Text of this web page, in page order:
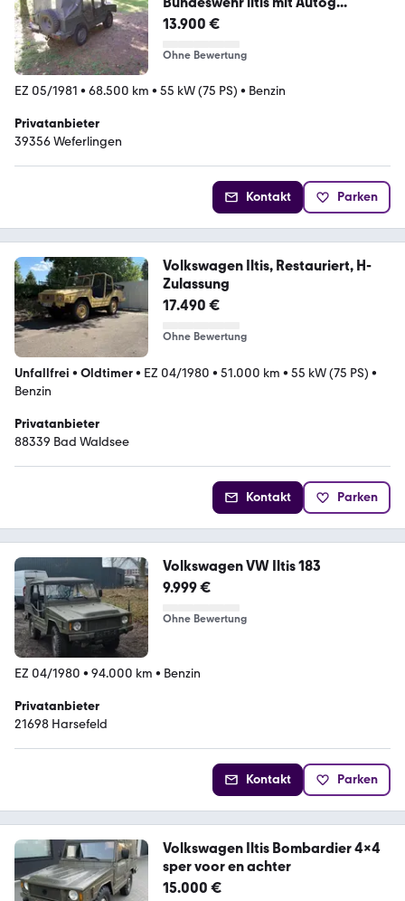
13.900 €
Ohne Bewertung
EZ 05/1981 • 68.500 km • 55 kW (75 PS) • Benzin
Privatanbieter
39356 Weferlingen
Kontakt Parken
Volkswagen Iltis, Restauriert, H-
Zulassung
17.490 €
Ohne Bewertung
Unfallfrei • Oldtimer• EZ 04/1980 • 51.000 km • 55 kW (75 PS) •
Benzin
Privatanbieter
88339 Bad Waldsee
Kontakt Parken
Volkswagen VW Iltis 183
9.999 €
Ohne Bewertung
EZ 04/1980 • 94.000 km • Benzin
Privatanbieter
21698 Harsefeld
Kontakt Parken
Volkswagen Iltis Bombardier 4x4
sper voor en achter
15.000 €